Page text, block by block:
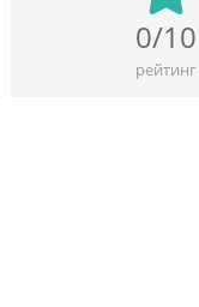
0/10
рейтинг